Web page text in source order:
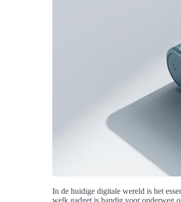
In de huidige digitale wereld is het